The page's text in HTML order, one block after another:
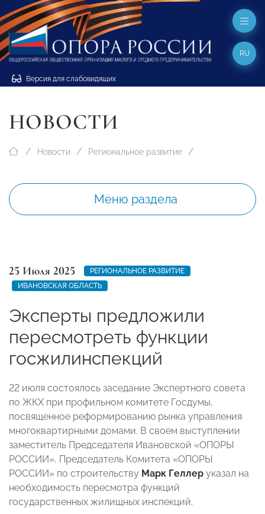
Версия для слабовидящих
RU
НОВОСТИ
Новости Региональное развитие
Меню раздела
25 Июля 2025
РЕГИОНАЛЬНОЕ РАЗВИТИЕ
ИВАНОВСКАЯ ОБЛАСТЬ
Эксперты предложили
пересмотреть функции
госжилинспекций
22 июля состоялось заседание Экспертного совета
по ЖКХ при профильном комитете Госдумы,
посвященное реформированию рынка управления
многоквартирными домами. В своем выступлении
заместитель Председателя Ивановской «ОПОРЫ
РОССИИ», Председатель Комитета «ОПОРЫ
РОССИИ» по строительству Марк Геллер указал на
необходимость пересмотра функций
государственных жилищных инспекций.